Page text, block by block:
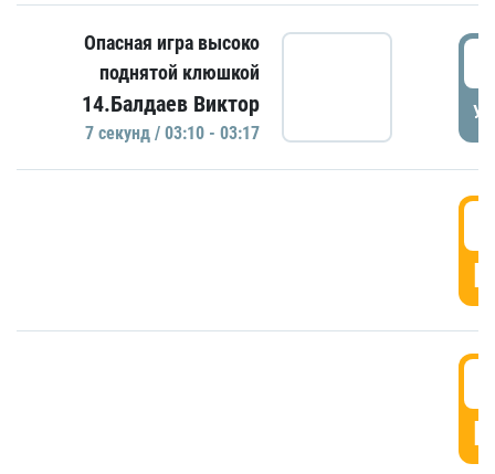
Опасная игра высоко
поднятой клюшкой
14.Балдаев Виктор
7 секунд / 03:10 - 03:17